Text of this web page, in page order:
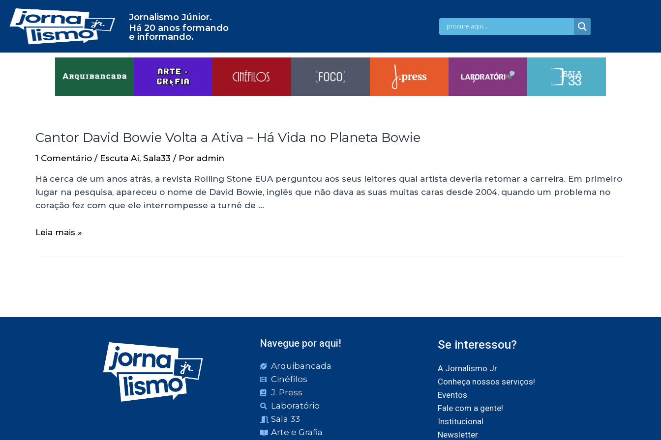
Jornalismo Júnior.
Há 20 anos formando
e informando.
Cantor David Bowie Volta a Ativa – Há Vida no Planeta Bowie
1 Comentário / Escuta Aí, Sala33 / Por admin
Há cerca de um anos atrás, a revista Rolling Stone EUA perguntou aos seus leitores qual artista deveria retomar a carreira. Em primeiro
lugar na pesquisa, apareceu o nome de David Bowie, inglês que não dava as suas muitas caras desde 2004, quando um problema no
coração fez com que ele interrompesse a turnê de …
Leia mais »
Navegue por aqui!
Arquibancada
Cinéfilos
J. Press
Laboratório
Sala 33
Arte e Grafia
Se interessou?
A Jornalismo Jr
Conheça nossos serviços!
Eventos
Fale com a gente!
Institucional
Newsletter